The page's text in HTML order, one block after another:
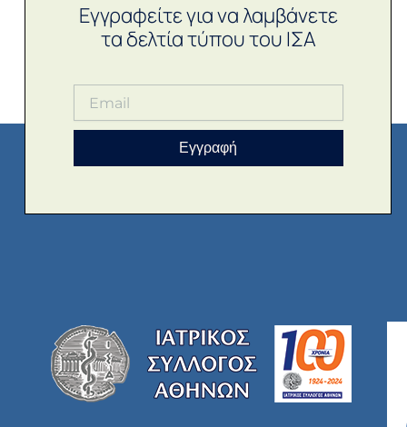
Εγγραφείτε για να λαμβάνετε
τα δελτία τύπου του ΙΣΑ
Εγγραφή